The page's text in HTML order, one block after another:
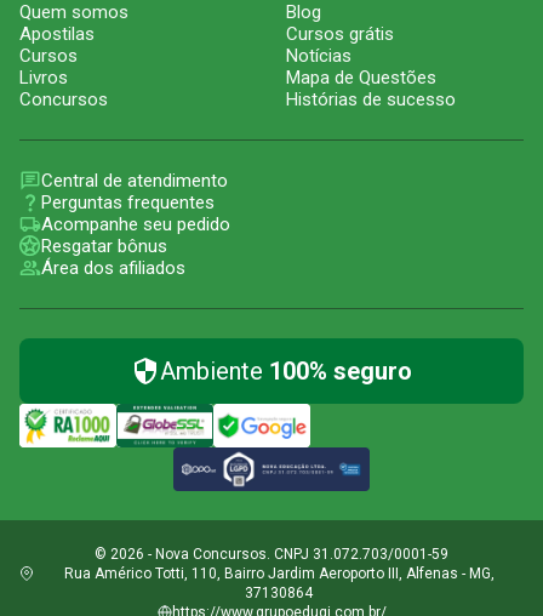
Quem somos
Apostilas
Cursos
Livros
Concursos
Blog
Cursos grátis
Notícias
Mapa de Questões
Histórias de sucesso
Central de atendimento
Perguntas frequentes
Acompanhe seu pedido
Resgatar bônus
Área dos afiliados
Ambiente 100% seguro
© 2026 - Nova Concursos. CNPJ 31.072.703/0001-59
Rua Américo Totti, 110, Bairro Jardim Aeroporto III, Alfenas - MG,
37130864
https://www.grupoeduqi.com.br/